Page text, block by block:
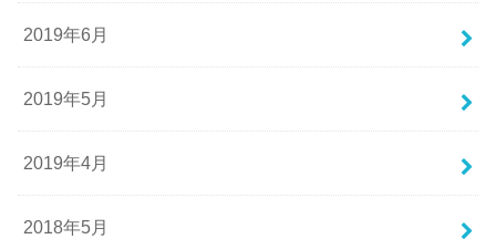
2019年6月
2019年5月
2019年4月
2018年5月